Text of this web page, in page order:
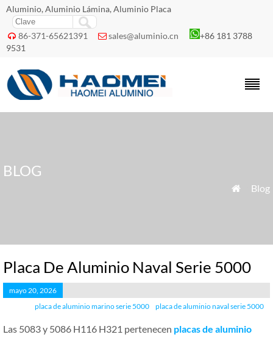
Aluminio, Aluminio Lámina, Aluminio Placa
 86-371-65621391  sales@aluminio.cn
+86 181 3788
9531
BLOG
 Blog
Placa De Aluminio Naval Serie 5000
mayo 20, 2026
placa de aluminio marino serie 5000
placa de aluminio naval serie 5000
Las 5083 y 5086 H116 H321 pertenecen placas de aluminio